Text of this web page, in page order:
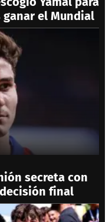
ganar el Mundial
secreta con
final